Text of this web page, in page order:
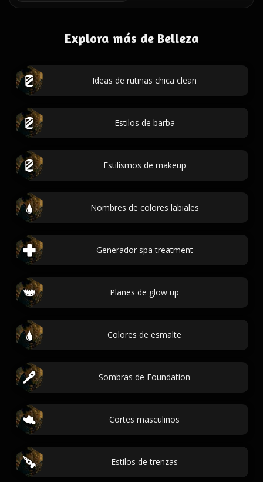
Explora más de Belleza
Ideas de rutinas chica clean
Estilos de barba
Estilismos de makeup
Nombres de colores labiales
Generador spa treatment
Planes de glow up
Colores de esmalte
Sombras de Foundation
Cortes masculinos
Estilos de trenzas